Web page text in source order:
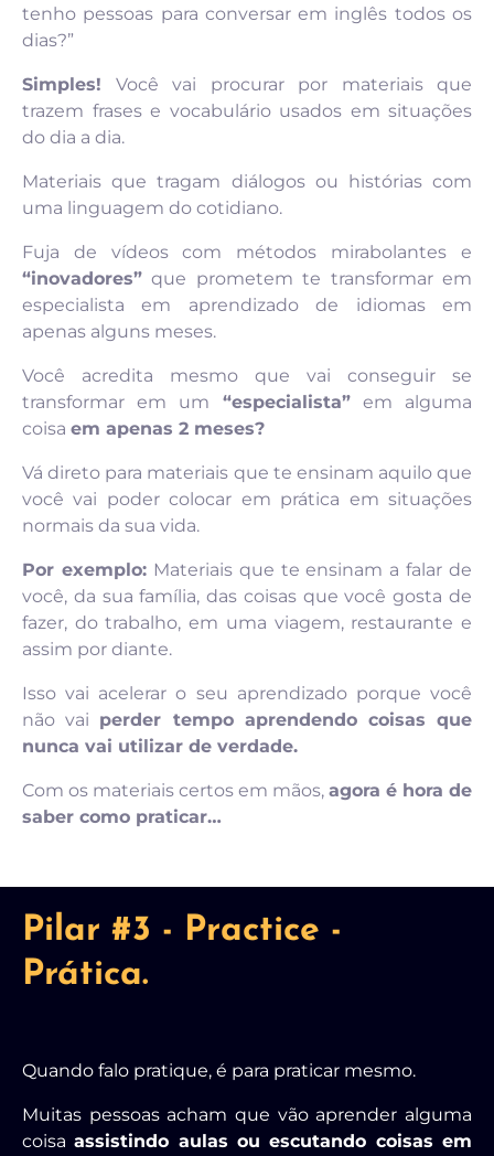
tenho pessoas para conversar em inglês todos os
dias?”
Simples! Você vai procurar por materiais que
trazem frases e vocabulário usados em situações
do dia a dia.
Materiais que tragam diálogos ou histórias com
uma linguagem do cotidiano.
Fuja de vídeos com métodos mirabolantes e
“inovadores” que prometem te transformar em
especialista em aprendizado de idiomas em
apenas alguns meses.
Você acredita mesmo que vai conseguir se
transformar em um “especialista”em alguma
coisa em apenas 2 meses?
Vá direto para materiais que te ensinam aquilo que
você vai poder colocar em prática em situações
normais da sua vida.
Por exemplo:Materiais que te ensinam a falar de
você, da sua família, das coisas que você gosta de
fazer, do trabalho, em uma viagem, restaurante e
assim por diante.
Isso vai acelerar o seu aprendizado porque você
não vai perder tempo aprendendo coisas que
nunca vai utilizar de verdade.
Com os materiais certos em mãos, agora é hora de
saber como praticar…
Pilar #3 - Practice -
Prática.
Quando falo pratique, é para praticar mesmo.
Muitas pessoas acham que vão aprender alguma
coisaassistindo aulas ou escutando coisas em